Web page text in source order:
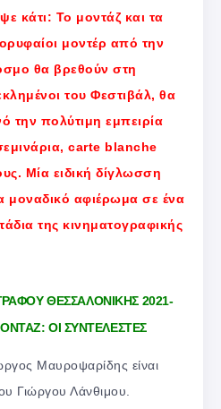
κάτι: Το μοντάζ και τα
μοντέρ από την
θα βρεθούν στη
του Φεστιβάλ, θα
την πολύτιμη εμπειρία
carte blanche
Μία ειδική δίγλωσση
μοναδικό αφιέρωμα σε ένα
της κινηματογραφικής
ΘΕΣΣΑΛΟΝΙΚΗΣ 2021-
ΟΙ ΣΥΝΤΕΛΕΣΤΕΣ
Μαυροψαρίδης είναι
Γιώργου Λάνθιμου.